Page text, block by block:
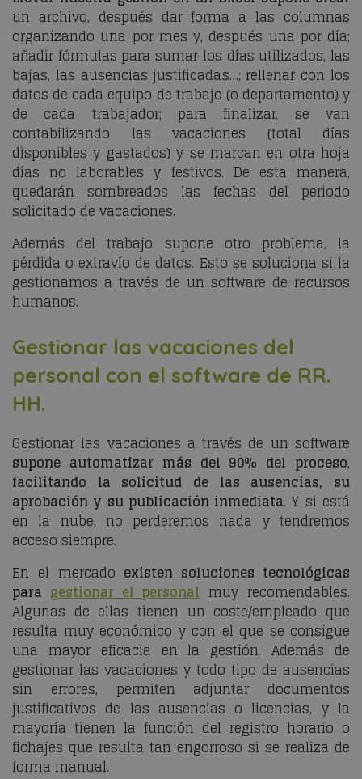
un archivo, después dar forma a las columnas
organizando una por mes y, después una por día;
añadir fórmulas para sumar los días utilizados, las
bajas, las ausencias justificadas…; rellenar con los
datos de cada equipo de trabajo (o departamento) y
de cada trabajador; para finalizar, se van
contabilizando las vacaciones (total días
disponibles y gastados) y se marcan en otra hoja
días no laborables y festivos. De esta manera,
quedarán sombreados las fechas del periodo
solicitado de vacaciones.
Además del trabajo supone otro problema, la
pérdida o extravío de datos. Esto se soluciona si la
gestionamos a través de un software de recursos
humanos.
Gestionar las vacaciones del
personal con el software de RR.
HH.
Gestionar las vacaciones a través de un software
supone automatizar más del 90% del proceso,
facilitando la solicitud de las ausencias, su
aprobación y su publicación inmediata. Y si está
en la nube, no perderemos nada y tendremos
acceso siempre.
En el mercado existen soluciones tecnológicas
para gestionar el personalmuy recomendables.
Algunas de ellas tienen un coste/empleado que
resulta muy económico y con el que se consigue
una mayor eficacia en la gestión. Además de
gestionar las vacaciones y todo tipo de ausencias
sin errores, permiten adjuntar documentos
justificativos de las ausencias o licencias, y la
mayoría tienen la función del registro horario o
fichajes que resulta tan engorroso si se realiza de
forma manual.